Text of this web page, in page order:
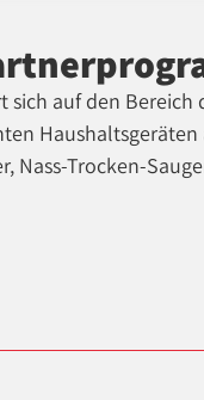
auf den Bereich
Nass-Trocken-